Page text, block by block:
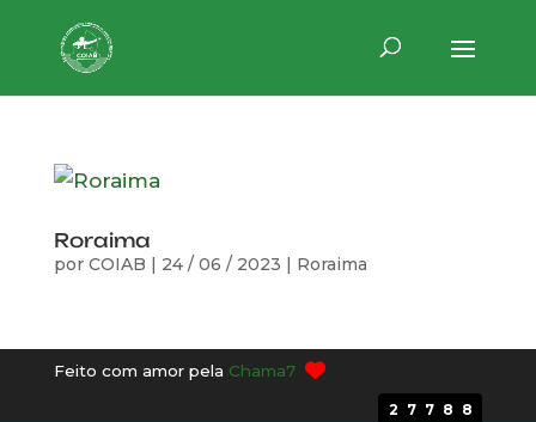
Roraima
por COIAB | 24 / 06 / 2023 | Roraima
Feito com amor pela Chama7
27788